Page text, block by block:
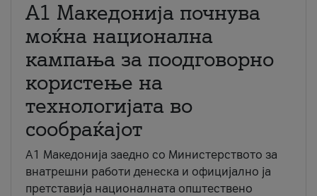
A1 Македонија почнува
моќна национална
кампања за поодговорно
користење на
технологијата во
сообраќајот
A1 Македонија заедно со Министерството за
внатрешни работи денеска и официјално ја
претставија националната општествено